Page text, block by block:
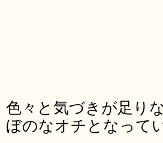
色々と気づきが足り
ぼのなオチとなって